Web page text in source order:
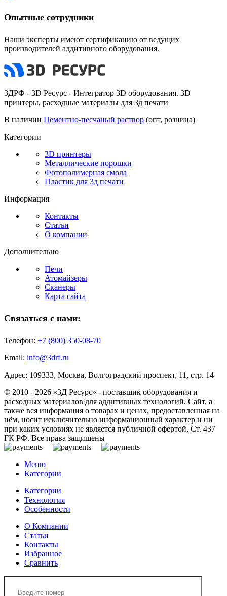
Опытные сотрудники
Наши эксперты имеют сертификацию от ведущих
производителей аддитивного оборудования.
3ДРФ - 3D Ресурс - Интегратор 3D оборудования. 3D
принтеры, расходные материалы для 3д печати
В наличии Цементно-песчаный раствор (опт, розница)
Категории
3D принтеры
Металлические порошки
Фотополимерная смола
Пластик для 3д печати
Информация
Контакты
Статьи
О компании
Дополнительно
Печи
Атомайзеры
Сканеры
Карта сайта
Связаться с нами:
Телефон: +7 (800) 350-08-70
Email: info@3drf.ru
Адрес: 109333, Москва, Волгоградский проспект, 11, стр. 14
© 2010 - 2026 «3Д Ресурс» - поставщик оборудования и
расходных материалов для аддитивных технологий. Сайт, а
также вся информация о товарах и ценах, предоставленная на
нём, носит исключительно информационный характер и ни
при каких условиях не является публичной офертой, Ст. 437
ГК РФ. Все права защищены
Меню
Категории
Категории
Технология
Особенности
О Компании
Статьи
Контакты
Избранное
Сравнить